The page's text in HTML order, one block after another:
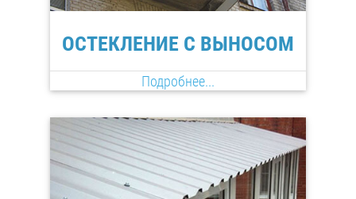
ОСТЕКЛЕНИЕ С ВЫНОСОМ
Подробнее...